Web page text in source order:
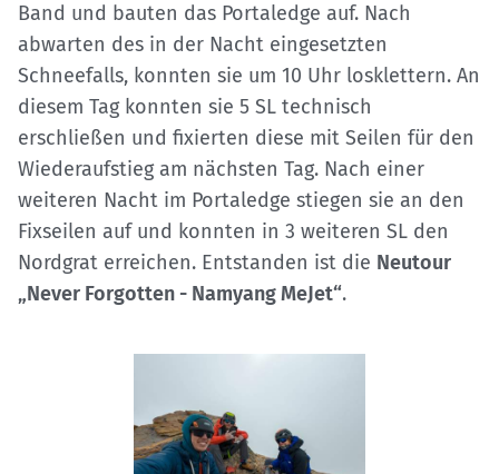
Band und bauten das Portaledge auf. Nach
abwarten des in der Nacht eingesetzten
Schneefalls, konnten sie um 10 Uhr losklettern. An
diesem Tag konnten sie 5 SL technisch
erschließen und fixierten diese mit Seilen für den
Wiederaufstieg am nächsten Tag. Nach einer
weiteren Nacht im Portaledge stiegen sie an den
Fixseilen auf und konnten in 3 weiteren SL den
Nordgrat erreichen. Entstanden ist die Neutour
„Never Forgotten - Namyang MeJet“.